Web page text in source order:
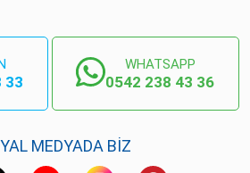
33
WHATSAPP
0542 238 43 36
MEDYADA BİZ